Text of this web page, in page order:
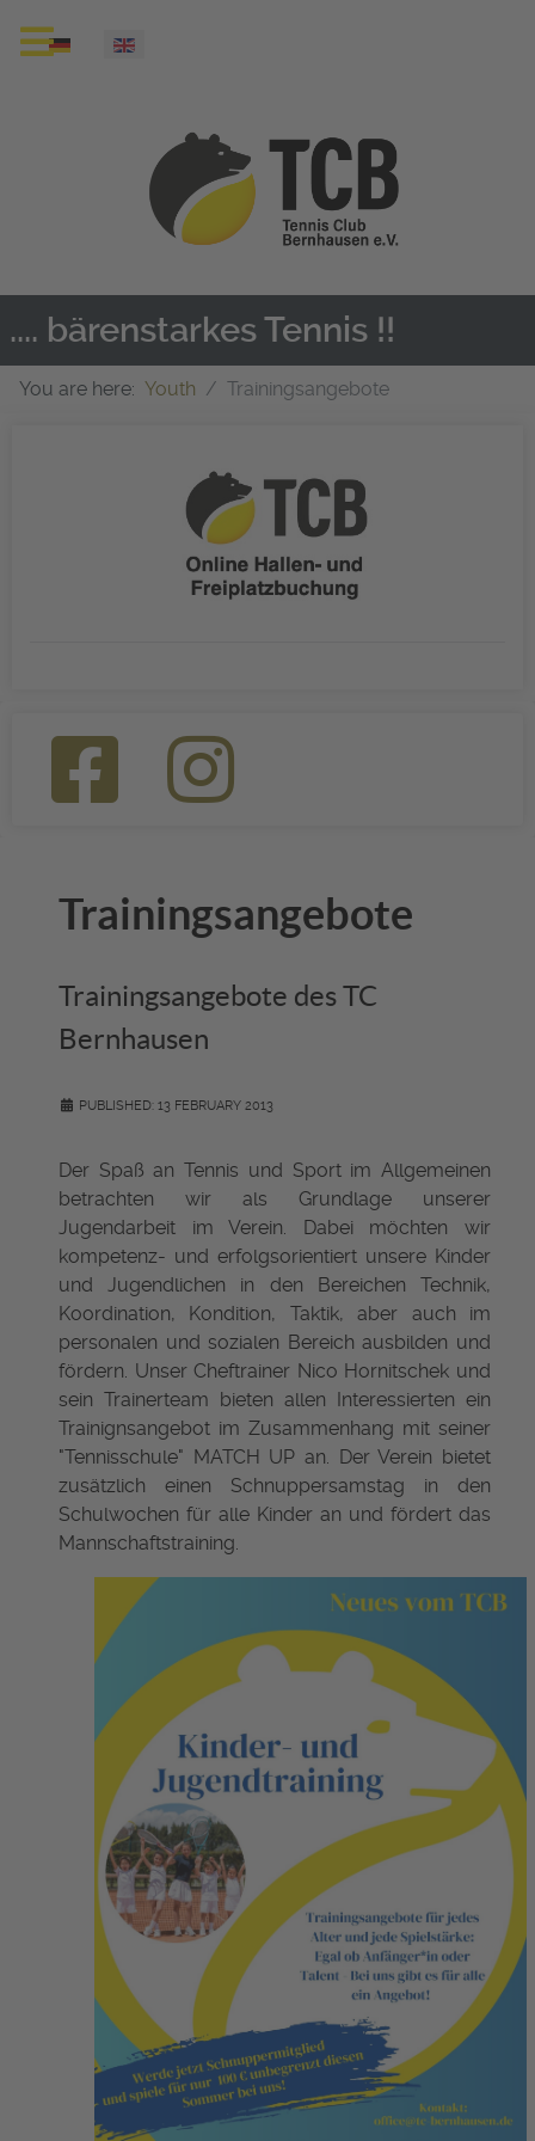
Select your language
.... bärenstarkes Tennis !!
You are here: Youth Trainingsangebote
Trainingsangebote
Trainingsangebote des TC
Bernhausen
PUBLISHED: 13 FEBRUARY 2013
Der Spaß an Tennis und Sport im Allgemeinen
betrachten wir als Grundlage unserer
Jugendarbeit im Verein. Dabei möchten wir
kompetenz- und erfolgsorientiert unsere Kinder
und Jugendlichen in den Bereichen Technik,
Koordination, Kondition, Taktik, aber auch im
personalen und sozialen Bereich ausbilden und
fördern. Unser Cheftrainer Nico Hornitschek und
sein Trainerteam bieten allen Interessierten ein
Trainignsangebot im Zusammenhang mit seiner
"Tennisschule" MATCH UP an. Der Verein bietet
zusätzlich einen Schnuppersamstag in den
Schulwochen für alle Kinder an und fördert das
Mannschaftstraining.